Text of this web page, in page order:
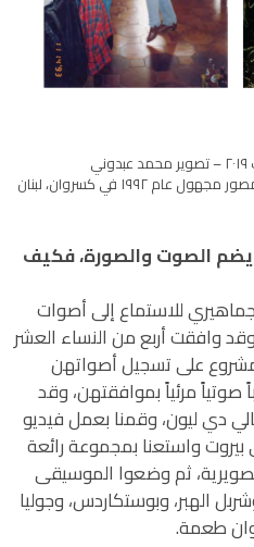
في كسروان، لبنان
يضم الصوت والصورة، فكيف
للاستماع إلى أصوات
وافقت أربع من النساء العشر
على تسجيل أصواتهن
صوتياً مرئياً بموافقتهن، وقد
دي ليون، وقمنا بعمل فيديو
واستعنا بمجموعة رائعة
ثم وضعوا الموسيقى
الهبر، وبوستكاردس، وجوليا
طعمة.